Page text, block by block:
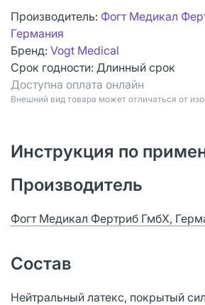
Производитель: Фогт Медикал
Германия
Бренд: Vogt Medical
Срок годности: Длинный срок
Доступна оплата онлайн
Bнешний вид товара может отличаться от
Инструкция по
Производитель
Фогт Медикал Фертриб ГмбХ,
Состав
Нейтральный латекс, покрытый